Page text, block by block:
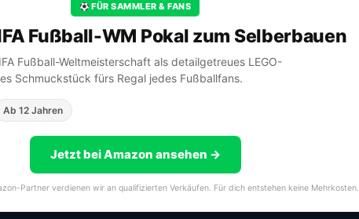
FÜR SAMMLER & FANS
Fußball-WM Pokal zum Selberbauen
Fußball-Weltmeisterschaft als detailgetreues LEGO-
Schmuckstück fürs Regal jedes Fußballfans.
Ab 12 Jahren
Jetzt bei Amazon ansehen →
Partner verdienen wir an qualifizierten Verkäufen. Für dich entstehen keine Mehrkosten.